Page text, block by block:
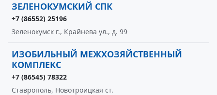
ЗЕЛЕНОКУМСКИЙ СПК
+7 (86552) 25196
Зеленокумск г., Крайнева ул., д. 99
ИЗОБИЛЬНЫЙ МЕЖХОЗЯЙСТВЕННЫЙ
КОМПЛЕКС
+7 (86545) 78322
Ставрополь, Новотроицкая ст.